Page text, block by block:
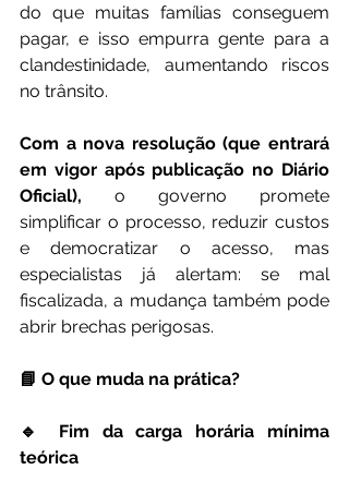
do que muitas famílias conseguem
pagar, e isso empurra gente para a
clandestinidade, aumentando riscos
no trânsito.
Com a nova resolução (que entrará
em vigor após publicação no Diário
Oficial), o governo promete
simplificar o processo, reduzir custos
e democratizar o acesso, mas
especialistas já alertam: se mal
fiscalizada, a mudança também pode
abrir brechas perigosas.
📘 O que muda na prática?
🔹 Fim da carga horária mínima
teórica